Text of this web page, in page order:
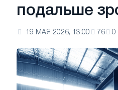
подальше
19 МАЯ 2026, 13:00 76 0